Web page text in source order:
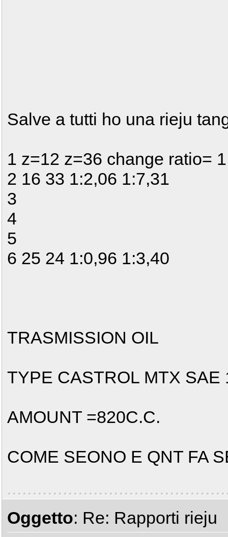
Salve a tutti ho una rieju
1 z=12 z=36 change ratio=
2 16 33 1:2,06 1:7,31
3
4
5
6 25 24 1:0,96 1:3,40
TRASMISSION OIL
TYPE CASTROL MTX SAE
AMOUNT =820C.C.
COME SEONO E QNT FA
Oggetto: Re: Rapporti rieju